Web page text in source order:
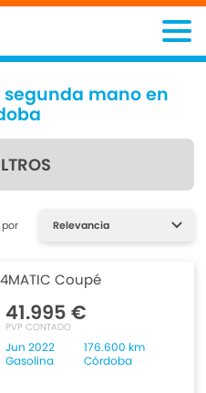
mano en
estás
Coupé
41.995 €
PVP CONTADO
Jun 2022
176.600 km
Gasolina
Córdoba